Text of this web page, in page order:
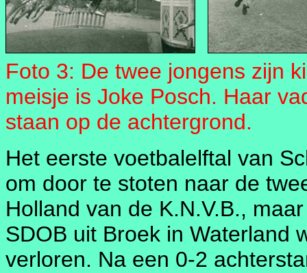
Foto 3: De twee jongens zijn
meisje is Joke Posch. Haar
staan op de achtergrond.
Het eerste voetbalelftal van
om door te stoten naar de
Holland van de K.N.V.B.,
SDOB uit Broek in Waterland
verloren. Na een 0-2